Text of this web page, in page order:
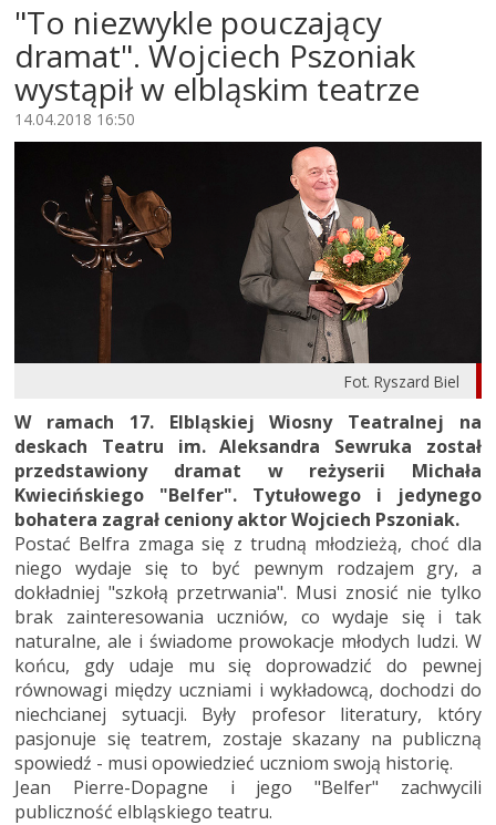
"To niezwykle pouczający
dramat". Wojciech Pszoniak
wystąpił w elbląskim teatrze
14.04.2018 16:50
Fot. Ryszard Biel
W ramach 17. Elbląskiej Wiosny Teatralnej na
deskach Teatru im. Aleksandra Sewruka został
przedstawiony dramat w reżyserii Michała
Kwiecińskiego "Belfer". Tytułowego i jedynego
bohatera zagrał ceniony aktor Wojciech Pszoniak.
Postać Belfra zmaga się z trudną młodzieżą, choć dla
niego wydaje się to być pewnym rodzajem gry, a
dokładniej "szkołą przetrwania". Musi znosić nie tylko
brak zainteresowania uczniów, co wydaje się i tak
naturalne, ale i świadome prowokacje młodych ludzi. W
końcu, gdy udaje mu się doprowadzić do pewnej
równowagi między uczniami i wykładowcą, dochodzi do
niechcianej sytuacji. Były profesor literatury, który
pasjonuje się teatrem, zostaje skazany na publiczną
spowiedź - musi opowiedzieć uczniom swoją historię.
Jean Pierre-Dopagne i jego "Belfer" zachwycili
publiczność elbląskiego teatru.